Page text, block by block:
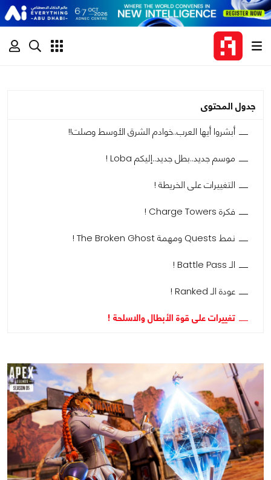
جدول المحتوى
أبشروا أيها العرب..خوادم الشرق الأوسط وصلت!!
موسم جديد..بطل جديد..إليكم Loba !
التغييرات على الخريطة !
فكرة Charge Towers !
نمط Quests ومهمة The Broken Ghost !
الـ Battle Pass !
عودة الـ Ranked !
تغييرات على قوة الأبطال والاسلحة !